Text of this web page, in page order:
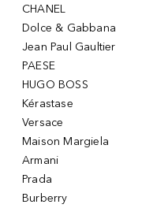
CHANEL
Dolce & Gabbana
Jean Paul Gaultier
PAESE
HUGO BOSS
Kérastase
Versace
Maison Margiela
Armani
Prada
Burberry